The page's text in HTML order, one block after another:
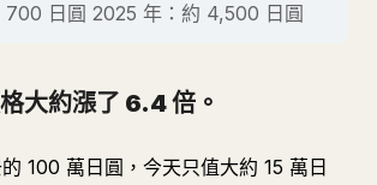
700 日圓 2025 年：約 4,500 日圓
大約漲了 6.4 倍。
100 萬日圓，今天只值大約 15 萬日